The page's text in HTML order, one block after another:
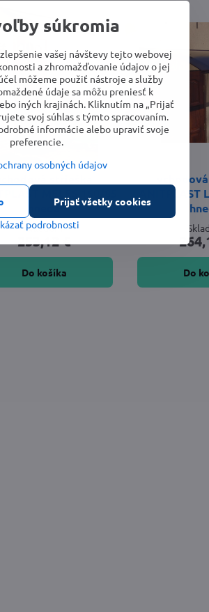
MELES 160/85
hnedá
Skladom
253,12 €
Do košíka
LANITPLAST
Do
súkromia
vašej návštevy tejto webovej
a zhromažďovanie údajov o jej
môžeme použiť nástroje a služby
údaje sa môžu preniesť k
iných krajinách. Kliknutím na „Prijať
svoj súhlas s týmto spracovaním.
informácie alebo upraviť svoje
preferencie.
osobných údajov
podrobnosti
Prijať všetky cookies